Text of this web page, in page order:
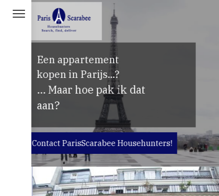
Een appartement
kopen in Parijs...?
… Maar wat is de juiste
prijs?
Contact ParisScarabee Househunters!